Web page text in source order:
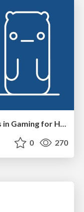
Groundhog Day: Seeking Process in Gaming for Health
0 270